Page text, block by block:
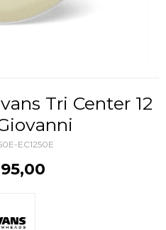
EC1250E
95,00